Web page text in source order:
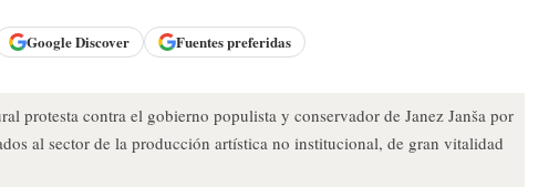
GoogleDiscover Fuentes preferidas
protesta contra el gobierno populista y conservador de Janez Janša por
al sector de la producción artística no institucional, de gran vitalidad